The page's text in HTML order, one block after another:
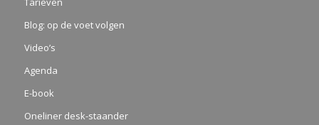
Blog: op de voet volgen
Video’s
Agenda
E-book
Oneliner desk-staander